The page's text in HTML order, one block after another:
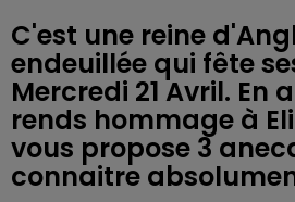
C'est une reine
endeuillée qui fête
Mercredi 21 Avril. En
rends hommage à
vous propose 3
connaitre